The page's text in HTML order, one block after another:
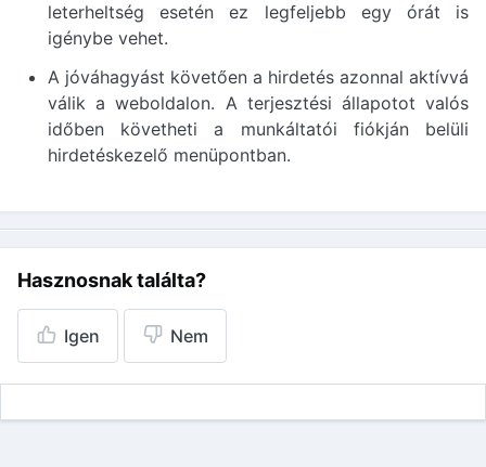
leterheltség esetén ez legfeljebb egy órát is
igénybe vehet.
A jóváhagyást követően a hirdetés azonnal aktívvá
válik a weboldalon. A terjesztési állapotot valós
időben követheti a munkáltatói fiókján belüli
hirdetéskezelő menüpontban.
Hasznosnak találta?
Igen Nem